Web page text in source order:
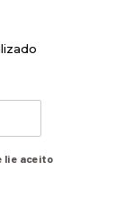
li e aceito